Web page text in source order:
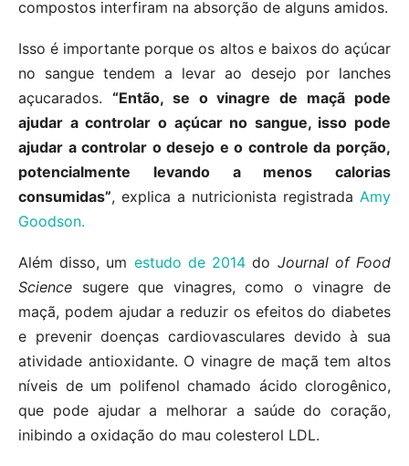
compostos interfiram na absorção de alguns amidos.
Isso é importante porque os altos e baixos do açúcar
no sangue tendem a levar ao desejo por lanches
açucarados. “Então, se o vinagre de maçã pode
ajudar a controlar o açúcar no sangue, isso pode
ajudar a controlar o desejo e o controle da porção,
potencialmente levando a menos calorias
consumidas”, explica a nutricionista registrada Amy
Goodson.
Além disso, um estudo de 2014 do Journal of Food
Science sugere que vinagres, como o vinagre de
maçã, podem ajudar a reduzir os efeitos do diabetes
e prevenir doenças cardiovasculares devido à sua
atividade antioxidante. O vinagre de maçã tem altos
níveis de um polifenol chamado ácido clorogênico,
que pode ajudar a melhorar a saúde do coração,
inibindo a oxidação do mau colesterol LDL.